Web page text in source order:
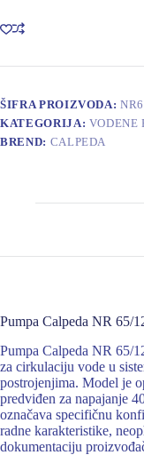
R
400/690/50Hz
X7X7K17
141
Q=50m3/h,
H=15m
količina
ŠIFRA PROIZVODA:
KATEGORIJA: VODENE
BREND: CALPEDA
Pumpa Calpeda NR 65/
Pumpa Calpeda NR 65/
za cirkulaciju vode u
postrojenjima. Model je
predviđen za napajanje
označava specifičnu
radne karakteristike,
dokumentaciju